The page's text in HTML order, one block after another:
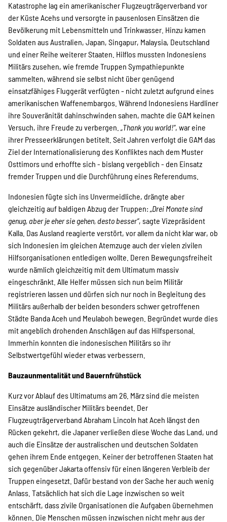
Katastrophe lag ein amerikanischer Flugzeugträgerverband vor
der Küste Acehs und versorgte in pausenlosen Einsätzen die
Bevölkerung mit Lebensmitteln und Trinkwasser. Hinzu kamen
Soldaten aus Australien, Japan, Singapur, Malaysia, Deutschland
und einer Reihe weiterer Staaten. Hilflos mussten Indonesiens
Militärs zusehen, wie fremde Truppen Sympathiepunkte
sammelten, während sie selbst nicht über genügend
einsatzfähiges Fluggerät verfügten - nicht zuletzt aufgrund eines
amerikanischen Waffenembargos. Während Indonesiens Hardliner
ihre Souveränität dahinschwinden sahen, machte die GAM keinen
Versuch, ihre Freude zu verbergen. „Thank you world!“, war eine
ihrer Presseerklärungen betitelt. Seit Jahren verfolgt die GAM das
Ziel der Internationalisierung des Konfliktes nach dem Muster
Osttimors und erhoffte sich - bislang vergeblich - den Einsatz
fremder Truppen und die Durchführung eines Referendums.
Indonesien fügte sich ins Unvermeidliche, drängte aber
gleichzeitig auf baldigen Abzug der Truppen: „Drei Monate sind
genug, aber je eher sie gehen, desto besser“, sagte Vizepräsident
Kalla. Das Ausland reagierte verstört, vor allem da nicht klar war, ob
sich Indonesien im gleichen Atemzuge auch der vielen zivilen
Hilfsorganisationen entledigen wollte. Deren Bewegungsfreiheit
wurde nämlich gleichzeitig mit dem Ultimatum massiv
eingeschränkt. Alle Helfer müssen sich nun beim Militär
registrieren lassen und dürfen sich nur noch in Begleitung des
Militärs außerhalb der beiden besonders schwer getroffenen
Städte Banda Aceh und Meulaboh bewegen. Begründet wurde dies
mit angeblich drohenden Anschlägen auf das Hilfspersonal.
Immerhin konnten die indonesischen Militärs so ihr
Selbstwertgefühl wieder etwas verbessern.
Bauzaunmentalität und Bauernfrühstück
Kurz vor Ablauf des Ultimatums am 26. März sind die meisten
Einsätze ausländischer Militärs beendet. Der
Flugzeugträgerverband Abraham Lincoln hat Aceh längst den
Rücken gekehrt, die Japaner verließen diese Woche das Land, und
auch die Einsätze der australischen und deutschen Soldaten
gehen ihrem Ende entgegen. Keiner der betroffenen Staaten hat
sich gegenüber Jakarta offensiv für einen längeren Verbleib der
Truppen eingesetzt. Dafür bestand von der Sache her auch wenig
Anlass. Tatsächlich hat sich die Lage inzwischen so weit
entschärft, dass zivile Organisationen die Aufgaben übernehmen
können. Die Menschen müssen inzwischen nicht mehr aus der